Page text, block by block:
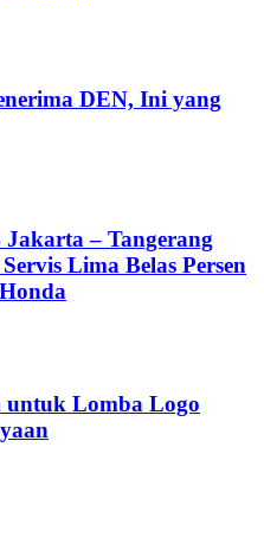
DEN, Ini yang
Jakarta – Tangerang
Lima Belas Persen
untuk Lomba Logo